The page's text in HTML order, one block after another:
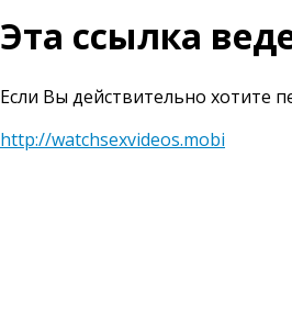
Эта ссылка
Если Вы действительно хотите
http://watchsexvideos.mobi